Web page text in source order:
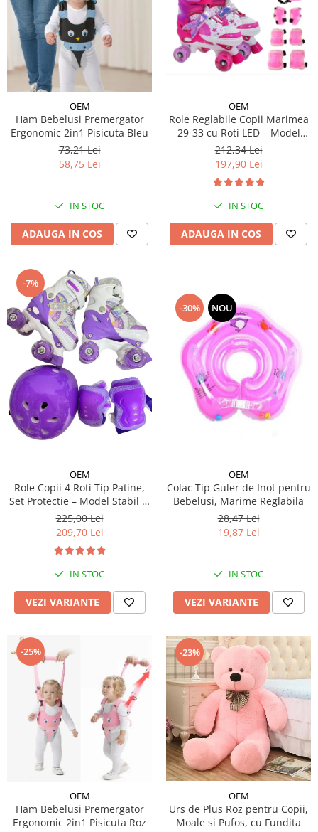
OEM
Ham Bebelusi Premergator
Ergonomic 2in1 Pisicuta Bleu
73,21 Lei
58,75 Lei
IN STOC
ADAUGA IN COS
OEM
Role Reglabile Copii Marimea
29-33 cu Roti LED – Model
Sirena, SET PROTECTIE
INCLUS
212,34 Lei
197,90 Lei
IN STOC
ADAUGA IN COS
-7%
OEM
Role Copii 4 Roti Tip Patine,
Set Protectie – Model Stabil si
Reglabil - Mov
225,00 Lei
209,70 Lei
IN STOC
VEZI VARIANTE
-30% NOU
OEM
Colac Tip Guler de Inot pentru
Bebelusi, Marime Reglabila
28,47 Lei
19,87 Lei
IN STOC
VEZI VARIANTE
-25%
OEM
Ham Bebelusi Premergator
Ergonomic 2in1 Pisicuta Roz
-23%
OEM
Urs de Plus Roz pentru Copii,
Moale si Pufos, cu Fundita